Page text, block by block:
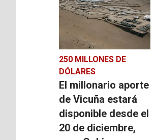
250 MILLONES DE
DÓLARES
El millonario aporte
de Vicuña estará
disponible desde el
20 de diciembre,